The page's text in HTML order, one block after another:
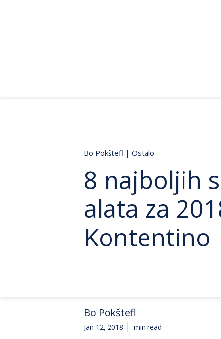
Bo Pokštefl | Ostalo
8 najboljih
alata za
Kontentino
Bo Pokštefl
Jan 12, 2018 min read